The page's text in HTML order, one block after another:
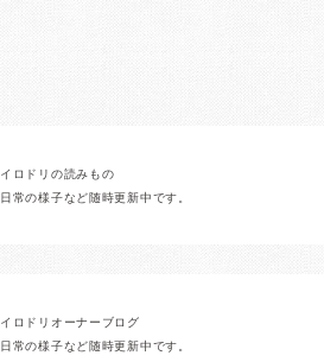
イロドリの読みもの
日常の様子など随時更新中です。
イロドリオーナーブログ
日常の様子など随時更新中です。